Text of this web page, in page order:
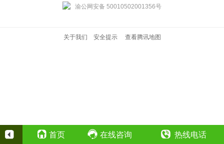
渝公网安备 50010502001356号
关于我们 安全提示 查看腾讯地图
首页 在线咨询 热线电话